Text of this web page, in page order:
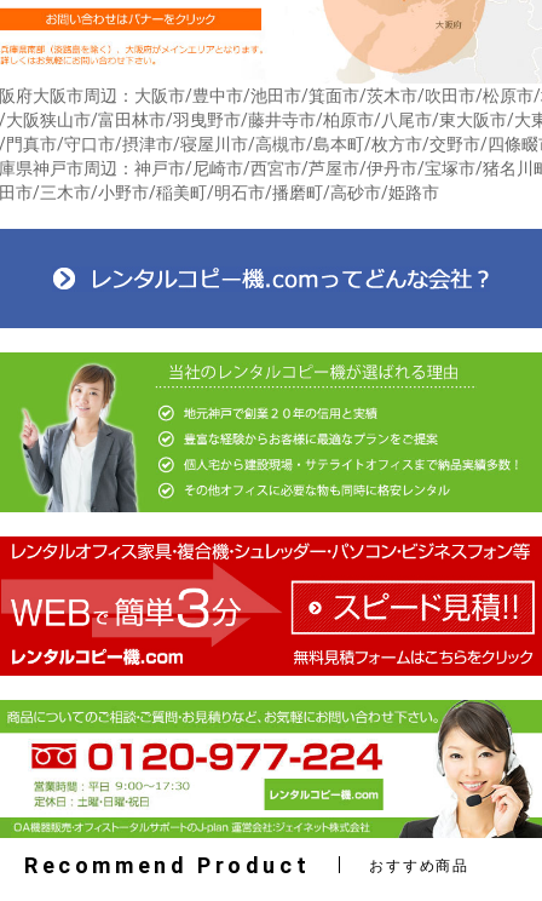
府大阪市周辺：大阪市/豊中市/池田市/箕面市/茨木市/吹田市/松原市
大阪狭山市/富田林市/羽曳野市/藤井寺市/柏原市/八尾市/東大阪市/大
門真市/守口市/摂津市/寝屋川市/高槻市/島本町/枚方市/交野市/四條畷
県神戸市周辺：神戸市/尼崎市/西宮市/芦屋市/伊丹市/宝塚市/猪名川
市/三木市/小野市/稲美町/明石市/播磨町/高砂市/姫路市
Recommend Product おすすめ商品